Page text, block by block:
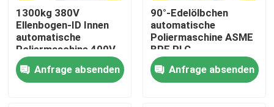
Kontakt mit uns
Neuigkeiten
1300kg 380V
Ellenbogen-ID Innen
automatische
Poliermaschine 400V
automatische
Metallpolierung
Anfrage absenden
90°-Edelölbchen
automatische
Poliermaschine ASME
BPE PLC
Anfrage absenden